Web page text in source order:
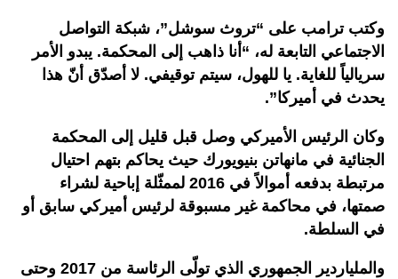
وكتب ترامب على “تروث سوشل”، شبكة التواصل
الاجتماعي التابعة له، “أنا ذاهب إلى المحكمة. يبدو الأمر
سريالياً للغاية. يا للهول، سيتم توقيفي. لا أصدّق أنّ هذا
يحدث في أميركا”.
وكان الرئيس الأميركي وصل قبل قليل إلى المحكمة
الجنائية في مانهاتن بنيويورك حيث يحاكم بتهم احتيال
مرتبطة بدفعه أموالاً في 2016 لممثّلة إباحية لشراء
صمتها، في محاكمة غير مسبوقة لرئيس أميركي سابق أو
في السلطة.
والملياردير الجمهوري الذي تولّى الرئاسة من 2017 وحتى